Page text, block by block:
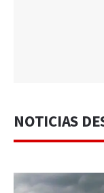
NOTICIAS